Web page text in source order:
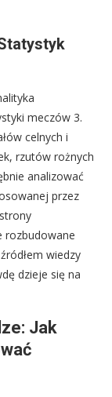
meczów 3.
celnych i
rzutów rożnych
analizować
przez
rozbudowane
wiedzy
dzieje się na
Jak